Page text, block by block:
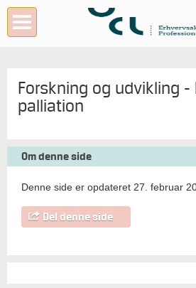
Forskning og udvikling
palliation
Om denne side
Denne side er opdateret 27. februar
Del denne side